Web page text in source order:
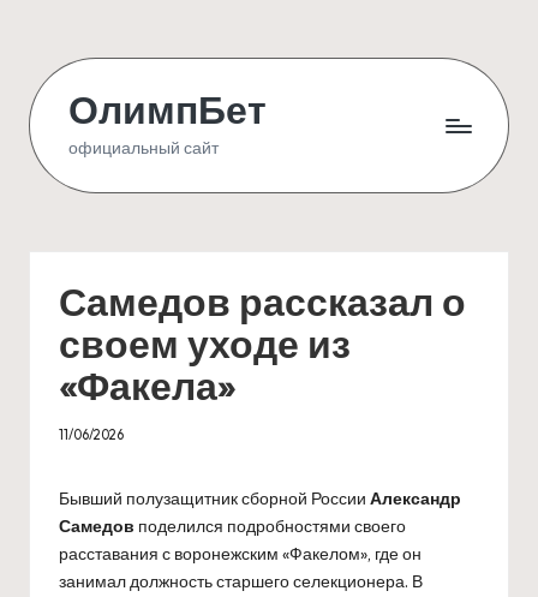
content
ОлимпБет
официальный сайт
Самедов рассказал о
своем уходе из
«Факела»
11/06/2026
Бывший полузащитник сборной России Александр
Самедов поделился подробностями своего
расставания с воронежским «Факелом», где он
занимал должность старшего селекционера. В